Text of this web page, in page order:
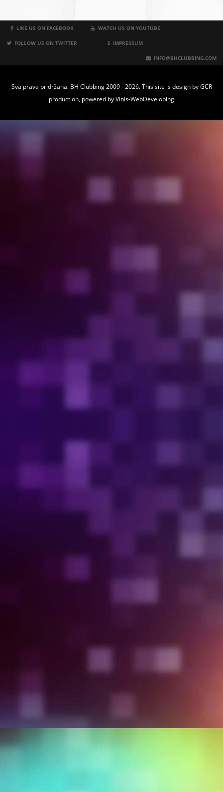
LIKE US ON FACEBOOK WATCH US ON YOUTUBE
FOLLOW US ON TWITTER IMPRESSUM
INFO@BHCLUBBING.COM
Sva prava pridržana. BH Clubbing 2009 - 2026. This site is design byGCR
production, powered byVinis-WebDeveloping